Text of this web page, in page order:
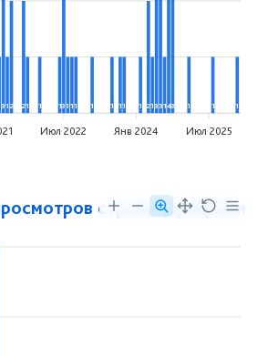
312 21 1 13111 1 1 11 1 2133143 1 1 1
Июл 2022 Янв 2024 Июл 2025
страниц фабрики